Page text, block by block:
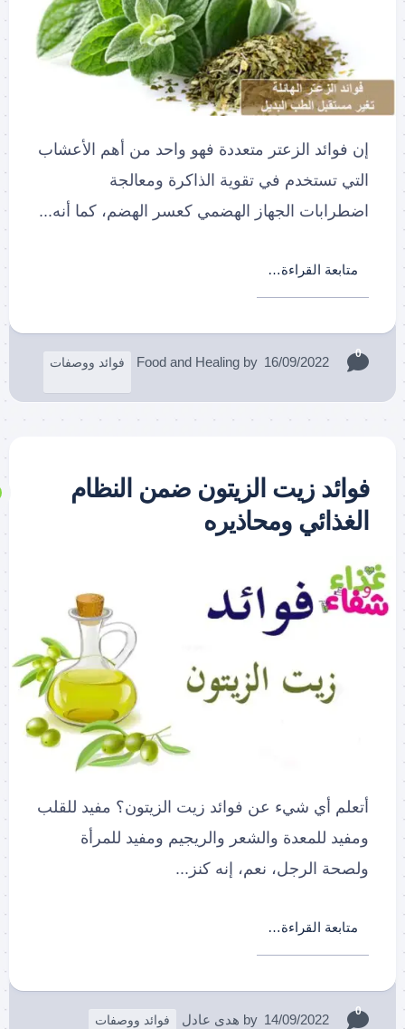
إن فوائد الزعتر متعددة فهو واحد من أهم الأعشاب
التي تستخدم في تقوية الذاكرة ومعالجة
اضطرابات الجهاز الهضمي كعسر الهضم، كما أنه...
متابعة القراءة…
16/09/2022
by
Food and Healing فوائد ووصفات
0
فوائد زيت الزيتون ضمن النظام
الغذائي ومحاذيره
أتعلم أي شيء عن فوائد زيت الزيتون؟ مفيد للقلب
ومفيد للمعدة والشعر والريجيم ومفيد للمرأة
ولصحة الرجل، نعم، إنه كنز...
متابعة القراءة…
14/09/2022
by هدى عادل فوائد ووصفات
0